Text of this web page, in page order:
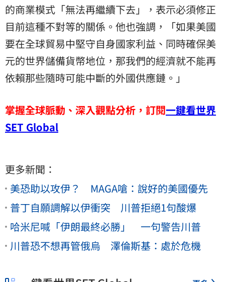
的商業模式「無法再繼續下去」，表示必須修正
目前這種不對等的關係。他也強調，「如果美國
要在全球貿易中堅守自身國家利益、同時確保美
元的世界儲備貨幣地位，那我們的經濟就不能再
依賴那些隨時可能中斷的外國供應鏈。」
掌握全球脈動、深入觀點分析，訂閱一鍵看世界
SET Global
更多新聞：
美恐助以攻伊？ MAGA嗆：說好的美國優先
普丁自願調解以伊衝突 川普拒絕1句酸爆
哈米尼喊「伊朗最終必勝」 一句警告川普
川普恐不想再管俄烏 澤倫斯基：處於危機